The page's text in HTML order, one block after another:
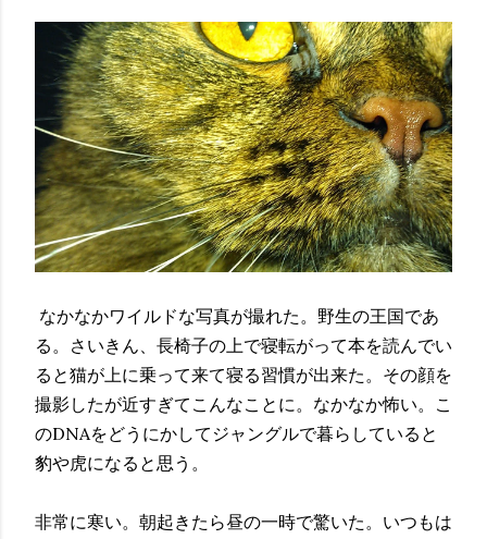
なかなかワイルドな写真が撮れた。野生の王国であ
る。さいきん、長椅子の上で寝転がって本を読んでい
ると猫が上に乗って来て寝る習慣が出来た。その顔を
撮影したが近すぎてこんなことに。なかなか怖い。こ
のDNAをどうにかしてジャングルで暮らしていると
豹や虎になると思う。
非常に寒い。朝起きたら昼の一時で驚いた。いつもは